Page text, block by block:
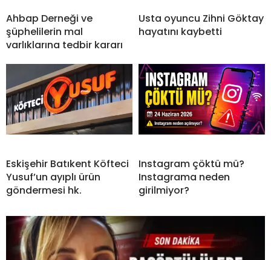
Ahbap Derneği ve
şüphelilerin mal
varlıklarına tedbir kararı
Usta oyuncu Zihni Göktay
hayatını kaybetti
Eskişehir Batıkent Köfteci
Yusuf’un ayıplı ürün
göndermesi hk.
Instagram çöktü mü?
Instagrama neden
girilmiyor?